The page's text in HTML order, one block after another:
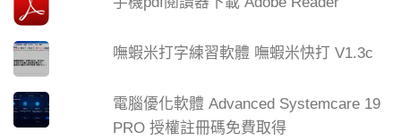
嘸蝦米打字練習軟體 嘸蝦米快打 V1.3c
電腦優化軟體 Advanced Systemcare 19
PRO 授權註冊碼免費取得